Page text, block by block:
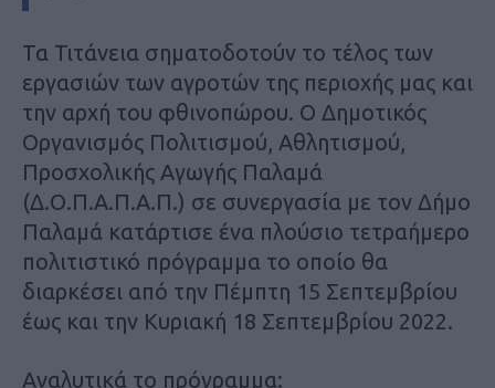
Τα Τιτάνεια σηματοδοτούν το τέλος των
εργασιών των αγροτών της περιοχής μας και
την αρχή του φθινοπώρου. Ο Δημοτικός
Οργανισμός Πολιτισμού, Αθλητισμού,
Προσχολικής Αγωγής Παλαμά
(Δ.Ο.Π.Α.Π.Α.Π.) σε συνεργασία με τον Δήμο
Παλαμά κατάρτισε ένα πλούσιο τετραήμερο
πολιτιστικό πρόγραμμα το οποίο θα
διαρκέσει από την Πέμπτη 15 Σεπτεμβρίου
έως και την Κυριακή 18 Σεπτεμβρίου 2022.
Αναλυτικά το πρόγραμμα: